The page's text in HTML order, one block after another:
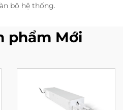
bộ hệ thống.
phẩm Mới